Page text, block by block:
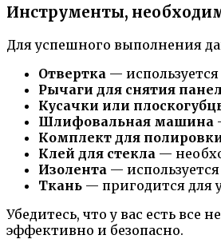
Инструменты,
Для успешного выполнения
Отвертка —
Рычаги для снятия
Кусачки или
Шлифовальная машина
Комплект для
Клей для стекла —
Изолента —
Ткань — пригодится для
Убедитесь, что у вас есть
эффективно и безопасно.